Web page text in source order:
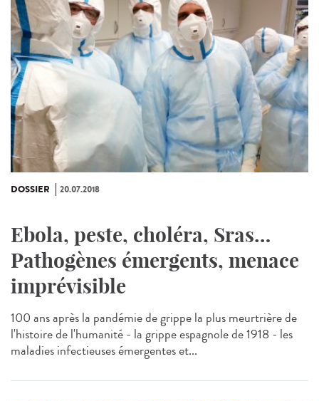
DOSSIER 20.07.2018
Ebola, peste, choléra, Sras…
Pathogènes émergents, menace
imprévisible
100 ans après la pandémie de grippe la plus meurtrière de
l'histoire de l'humanité - la grippe espagnole de 1918 - les
maladies infectieuses émergentes et...